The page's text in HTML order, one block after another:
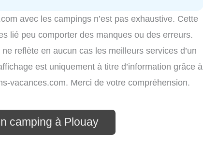
avec les campings n’est pas exhaustive. Cette
lié peu comporter des manques ou des erreurs.
reflète en aucun cas les meilleurs services d’un
est uniquement à titre d’information grâce à
vacances.com. Merci de votre compréhension.
camping à Plouay